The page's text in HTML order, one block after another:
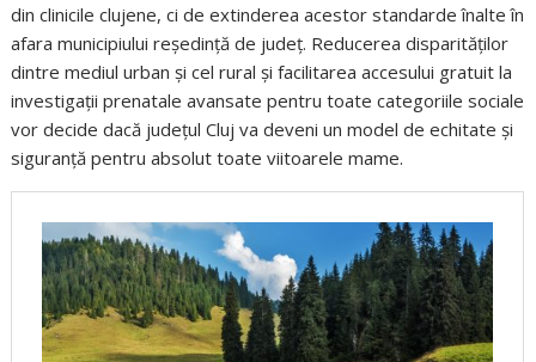
din clinicile clujene, ci de extinderea acestor standarde înalte în
afara municipiului reședință de județ. Reducerea disparităților
dintre mediul urban și cel rural și facilitarea accesului gratuit la
investigații prenatale avansate pentru toate categoriile sociale
vor decide dacă județul Cluj va deveni un model de echitate și
siguranță pentru absolut toate viitoarele mame.